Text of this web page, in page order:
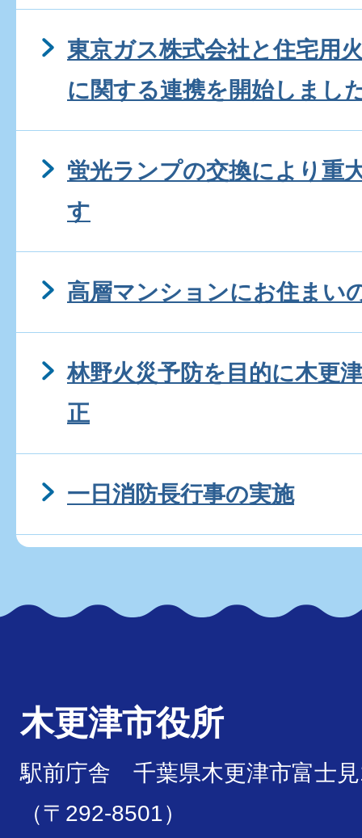
東京ガス株式会社と住宅用
に関する連携を開始しまし
蛍光ランプの交換により重
す
高層マンションにお住まい
林野火災予防を目的に木更
正
一日消防長行事の実施
木更津市役所
駅前庁舎 千葉県木更津市富士
（〒292-8501）